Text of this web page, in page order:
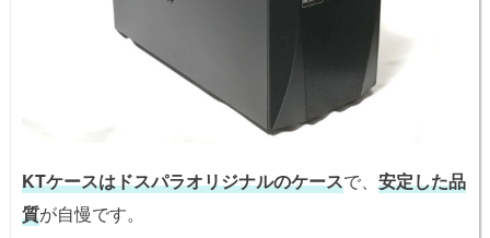
KTケースはドスパラオリジナルのケースで、 安定した品
質が自慢です。